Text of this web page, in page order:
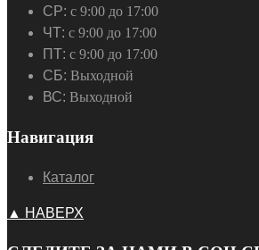
СР: с 9:00 до 17:00
ЧТ: с 9:00 до 17:00
ПТ: с 9:00 до 17:00
СБ: Выходной
ВС: Выходной
Навигация
Каталог
▲ НАВЕРХ